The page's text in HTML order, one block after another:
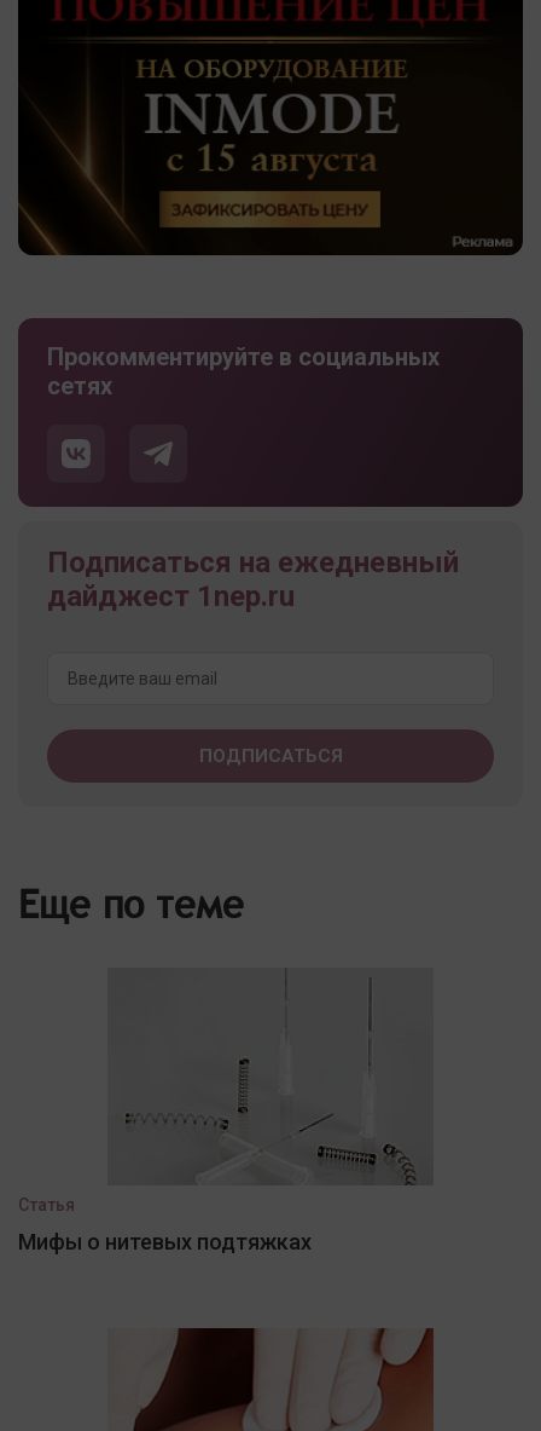
Прокомментируйте в социальных
сетях
Подписаться на ежедневный
дайджест 1nep.ru
Еще по теме
Статья
Мифы о нитевых подтяжках